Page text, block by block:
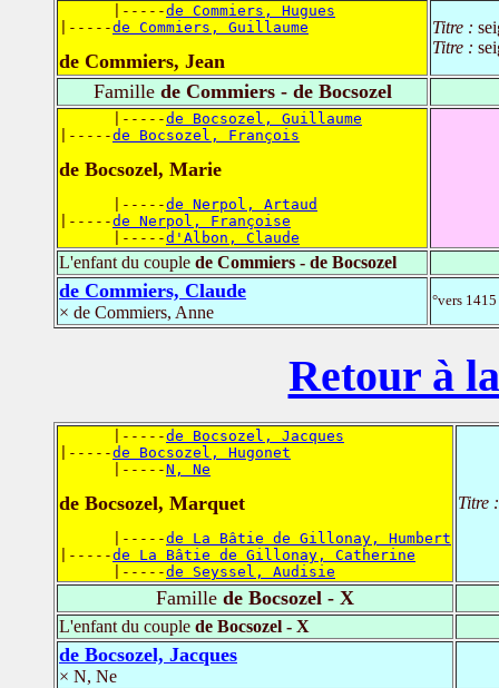
      |-----
de Commiers, Hugues
|-----de Commiers, Guillaume
de Commiers, Jean
Titre :
Titre :
Famillede Commiers - de Bocsozel
      |-----
de Bocsozel, Guillaume
|-----de Bocsozel, François
de Bocsozel, Marie
      |-----
de Nerpol, Artaud
|-----de Nerpol, Françoise
      |-----
d'Albon, Claude
L'enfant du couple de Commiers - de Bocsozel
de Commiers, Claude
× de Commiers, Anne
°vers
Retour à
      |-----
de Bocsozel, Jacques
|-----de Bocsozel, Hugonet
      |-----
N, Ne
de Bocsozel, Marquet
      |-----
de La Bâtie de Gillonay, Humbert
|-----de La Bâtie de Gillonay, Catherine
      |-----
de Seyssel, Audisie
Titre
Famille de Bocsozel - X
L'enfant du couple de Bocsozel - X
de Bocsozel, Jacques
× N, Ne